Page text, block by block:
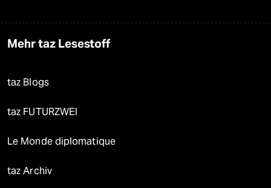
Mehr taz Lesestoff
taz Blogs
taz FUTURZWEI
Le Monde diplomatique
taz Archiv